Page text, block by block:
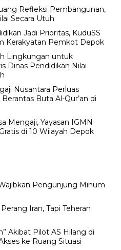
Refleksi Pembangunan,
Secara Utuh
Jadi Prioritas, KuduSS
Kerakyatan Pemkot Depok
Lingkungan untuk
Dinas Pendidikan Nilai
Nusantara Perluas
Buta Al-Qur’an di
Mengaji, Yayasan IGMN
di 10 Wilayah Depok
Pengunjung Minum
Iran, Tapi Teheran
Akibat Pilot AS Hilang di
ke Ruang Situasi